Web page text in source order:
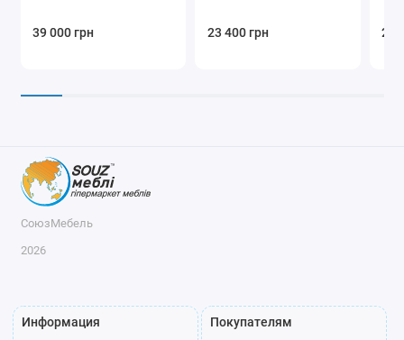
39 000 грн 23 400 грн 21
СоюзМебель
2026
Информация Покупателям